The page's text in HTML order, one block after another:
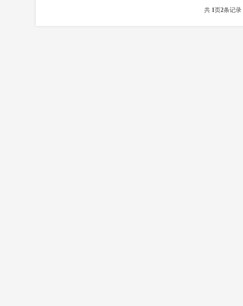
共 1页2条记录